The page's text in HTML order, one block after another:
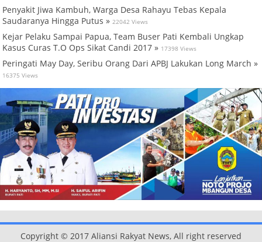
Penyakit Jiwa Kambuh, Warga Desa Rahayu Tebas Kepala
Saudaranya Hingga Putus » 22042 Views
Kejar Pelaku Sampai Papua, Team Buser Pati Kembali Ungkap
Kasus Curas T.O Ops Sikat Candi 2017 » 17398 Views
Peringati May Day, Seribu Orang Dari APBJ Lakukan Long March »
16375 Views
Copyright © 2017 Aliansi Rakyat News, All right reserved